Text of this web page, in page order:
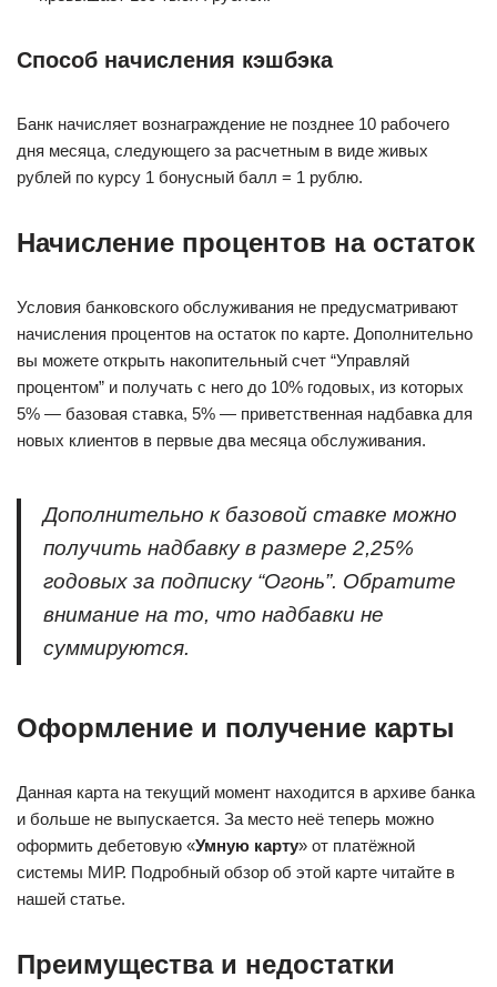
Способ начисления кэшбэка
Банк начисляет вознаграждение не позднее 10 рабочего
дня месяца, следующего за расчетным в виде живых
рублей по курсу 1 бонусный балл = 1 рублю.
Начисление процентов на остаток
Условия банковского обслуживания не предусматривают
начисления процентов на остаток по карте. Дополнительно
вы можете открыть накопительный счет “Управляй
процентом” и получать с него до 10% годовых, из которых
5% — базовая ставка, 5% — приветственная надбавка для
новых клиентов в первые два месяца обслуживания.
Дополнительно к базовой ставке можно
получить надбавку в размере 2,25%
годовых за подписку “Огонь”. Обратите
внимание на то, что надбавки не
суммируются.
Оформление и получение карты
Данная карта на текущий момент находится в архиве банка
и больше не выпускается. За место неё теперь можно
оформить дебетовую «Умную карту» от платёжной
системы МИР. Подробный обзор об этой карте читайте в
нашей статье.
Преимущества и недостатки